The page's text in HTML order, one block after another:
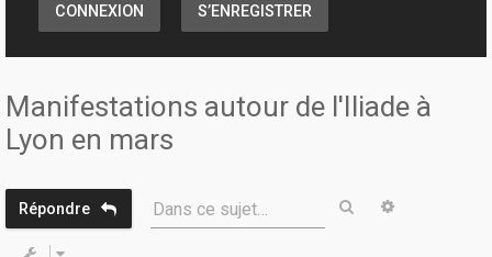
CONNEXION S’ENREGISTRER
Manifestations autour de l'Iliade à
Lyon en mars
Répondre Dans ce sujet… Rechercher